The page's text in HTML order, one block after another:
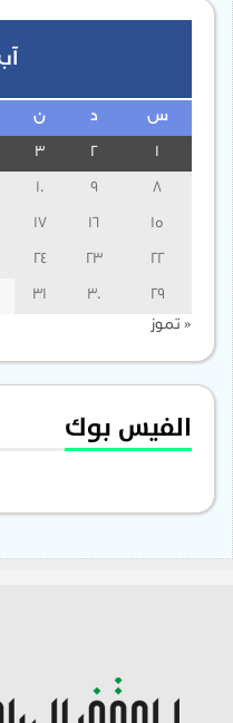
آب 2026
س ن
3
15
16
17
22
23
24
29
30
31
« تموز
الفيس بوك